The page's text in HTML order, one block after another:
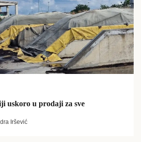
uskoro u prodaji za sve
Iršević